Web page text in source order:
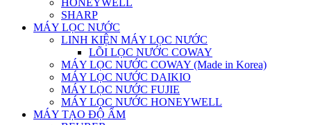
HONEYWELL
SHARP
MÁY LỌC NƯỚC
LINH KIỆN MÁY LỌC NƯỚC
LÕI LỌC NƯỚC COWAY
MÁY LỌC NƯỚC COWAY (Made in Korea)
MÁY LỌC NƯỚC DAIKIO
MÁY LỌC NƯỚC FUJIE
MÁY LỌC NƯỚC HONEYWELL
MÁY TẠO ĐỘ ẨM